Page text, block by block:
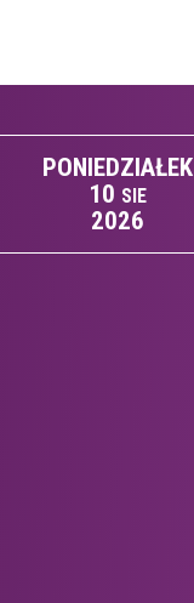
PONIEDZIAŁEK
10 SIE
2026